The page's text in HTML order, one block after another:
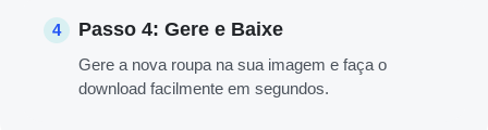
4 Passo 4: Gere e Baixe
Gere a nova roupa na sua imagem e faça o
download facilmente em segundos.